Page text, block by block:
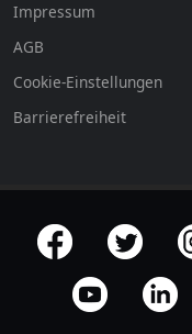
Impressum
AGB
Cookie-Einstellungen
Barrierefreiheit
offizielle Social